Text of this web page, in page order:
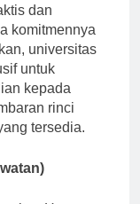
membekali
dan
komitmennya
universitas
untuk
kepada
rinci